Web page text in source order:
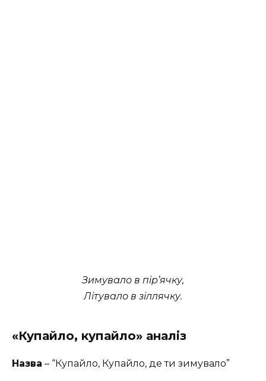
Зимувало в пір’ячку,
Літувало в зіллячку.
«Купайло, купайло» аналіз
Назва – “Купайло, Купайло, де ти зимувало”